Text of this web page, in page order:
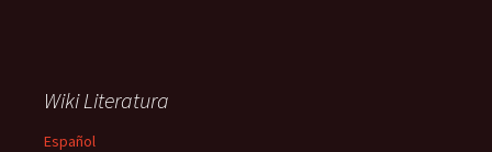
Wiki Literatura
Español